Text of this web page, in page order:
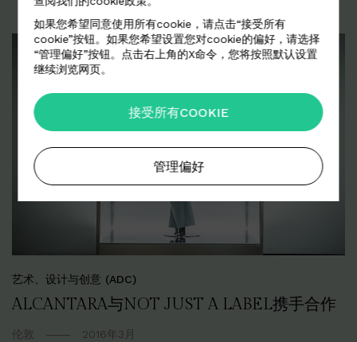
艺术、设计与创意 (ADC)
ALCANTARA与NOT JUST A LABEL携手合作
伦敦 2016年3月
如果您希望同意使用所有cookie，请点击“接受所有
cookie”按钮。如果您希望设置您对cookie的偏好，请选择
“管理偏好”按钮。点击右上角的X命令，您将按照默认设置
继续浏览网页。
接受所有COOKIE
管理偏好